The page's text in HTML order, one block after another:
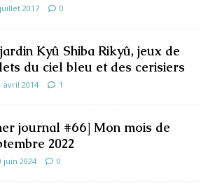
2017 0
Kyû Shiba Rikyû, jeux de
du ciel bleu et des cerisiers
avril 2014 1
journal #66] Mon mois de
2022
juin 2024 0